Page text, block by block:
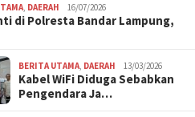
DAERAH 16/07/2026
di Polresta Bandar Lampung,
BERITA UTAMA DAERAH 13/03/2026
Kabel WiFi Diduga Sebabkan
Pengendara Ja…